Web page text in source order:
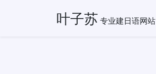
叶子苏 专业建日语网站